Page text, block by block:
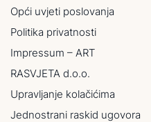
Opći uvjeti poslovanja
Politika privatnosti
Impressum – ART
RASVJETA d.o.o.
Upravljanje kolačićima
Jednostrani raskid ugovora